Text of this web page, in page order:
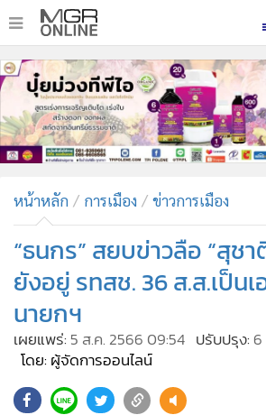
• หน้าหลัก
ทันเหตุการณ์
• ภาคใต้
• ภูมิภาค
• บันเทิง
คอลัมนิสต์
• ละคร
• CbizReview
• Cyber BIZ
• Good health & Well-being
หน้าหลัก การเมือง ข่าวการเมือง
“ธนกร” สยบข่าวลือ “สุช
ยังอยู่ รทสช. 36 ส.ส.เป็น
นายกฯ
เผยแพร่:5 ส.ค. 2566 09:54 ปรับปรุง:6
โดย: ผู้จัดการออนไลน์